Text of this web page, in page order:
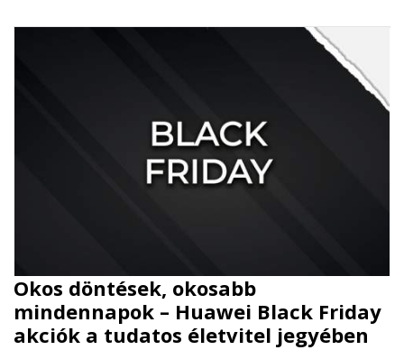
Okos döntések, okosabb
mindennapok – Huawei Black Friday
akciók a tudatos életvitel jegyében